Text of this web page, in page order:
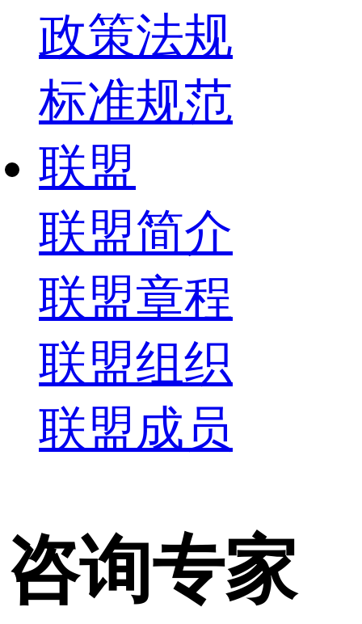
政策法规
标准规范
联盟
联盟简介
联盟章程
联盟组织
联盟成员
咨询专家